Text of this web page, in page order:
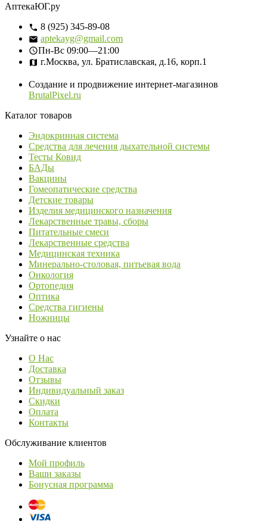
АптекаЮГ.ру
8 (925) 345-89-08
aptekayg@gmail.com
Пн-Вс 09:00—21:00
г.Москва, ул. Братиславская, д.16, корп.1
Создание и продвижение интернет-магазинов
BrutalPixel.ru
Каталог товаров
Эндокринная система
Средства для лечения дыхательной системы
Тесты Ковид
БАДы
Вакцины
Гомеопатические средства
Детские товары
Изделия медицинского назначения
Лекарственные травы, сборы
Питательные смеси
Лекарственные средства
Медицинская техника
Минерально-столовая, питьевая вода
Онкология
Ортопедия
Оптика
Средства гигиены
Ножницы
Узнайте о нас
О Нас
Доставка
Отзывы
Индивидуальный заказ
Скидки
Оплата
Контакты
Обслуживание клиентов
Мой профиль
Ваши заказы
Бонусная программа